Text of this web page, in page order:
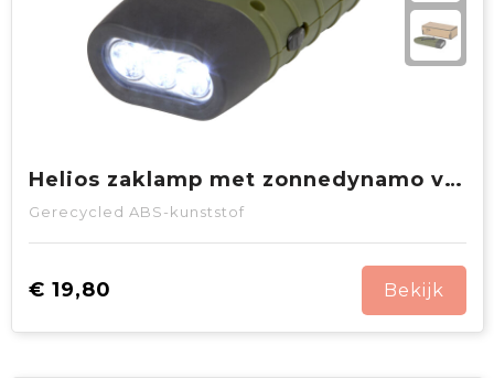
Helios zaklamp met zonnedynamo van gerecycled plastic met karabijnhaak
Gerecycled ABS-kunststof
€ 19,80 Bekijk